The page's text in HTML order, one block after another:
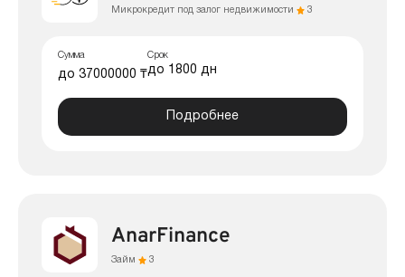
Микрокредит под залог недвижимости 3
Сумма
до 37000000 ₸
Срок
до 1800 дн
Подробнее
AnarFinance
Займ 3